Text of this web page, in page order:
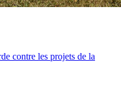
contre les projets de la